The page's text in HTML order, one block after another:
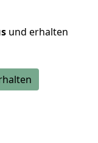
und erhalten